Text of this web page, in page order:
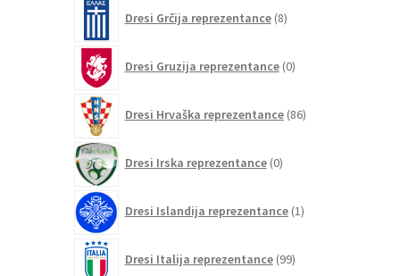
Dresi Grčija reprezentance 8izdelkov
Dresi Gruzija reprezentance 0izdelkov
Dresi Hrvaška reprezentance 86izdelkov
Dresi Irska reprezentance 0izdelkov
Dresi Islandija reprezentance 1izdelek
Dresi Italija reprezentance 99izdelkov